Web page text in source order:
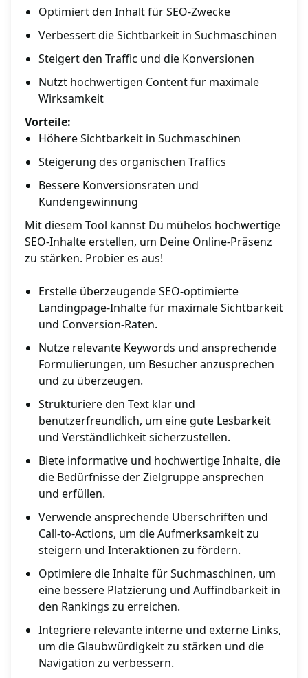
Optimiert den Inhalt für SEO-Zwecke
Verbessert die Sichtbarkeit in Suchmaschinen
Steigert den Traffic und die Konversionen
Nutzt hochwertigen Content für maximale
Wirksamkeit
Vorteile:
Höhere Sichtbarkeit in Suchmaschinen
Steigerung des organischen Traffics
Bessere Konversionsraten und
Kundengewinnung
Mit diesem Tool kannst Du mühelos hochwertige
SEO-Inhalte erstellen, um Deine Online-Präsenz
zu stärken. Probier es aus!
Erstelle überzeugende SEO-optimierte
Landingpage-Inhalte für maximale Sichtbarkeit
und Conversion-Raten.
Nutze relevante Keywords und ansprechende
Formulierungen, um Besucher anzusprechen
und zu überzeugen.
Strukturiere den Text klar und
benutzerfreundlich, um eine gute Lesbarkeit
und Verständlichkeit sicherzustellen.
Biete informative und hochwertige Inhalte, die
die Bedürfnisse der Zielgruppe ansprechen
und erfüllen.
Verwende ansprechende Überschriften und
Call-to-Actions, um die Aufmerksamkeit zu
steigern und Interaktionen zu fördern.
Optimiere die Inhalte für Suchmaschinen, um
eine bessere Platzierung und Auffindbarkeit in
den Rankings zu erreichen.
Integriere relevante interne und externe Links,
um die Glaubwürdigkeit zu stärken und die
Navigation zu verbessern.